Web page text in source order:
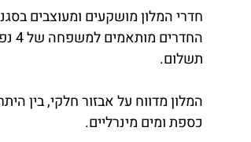
חדרי המלון מושקעים ומעוצבים
תשלום.
המלון מדווח על אבזור חלקי, בין
כספת ומים מינרליים.